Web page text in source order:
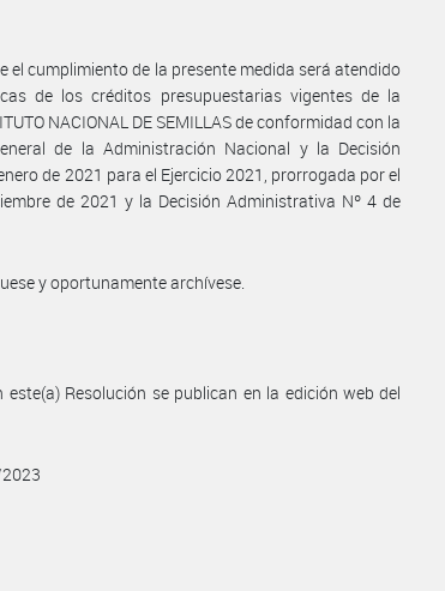
el cumplimiento de la presente medida será atendido
de los créditos presupuestarias vigentes de la
NACIONAL DE SEMILLAS de conformidad con la
de la Administración Nacional y la Decisión
de 2021 para el Ejercicio 2021, prorrogada por el
de 2021 y la Decisión Administrativa Nº 4 de
y oportunamente archívese.
Resolución se publican en la edición web del